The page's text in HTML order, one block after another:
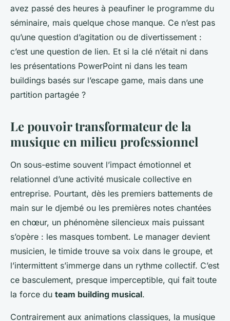
avez passé des heures à peaufiner le programme du
séminaire, mais quelque chose manque. Ce n’est pas
qu’une question d’agitation ou de divertissement :
c’est une question de lien. Et si la clé n’était ni dans
les présentations PowerPoint ni dans les team
buildings basés sur l’escape game, mais dans une
partition partagée ?
Le pouvoir transformateur de la
musique en milieu professionnel
On sous-estime souvent l’impact émotionnel et
relationnel d’une activité musicale collective en
entreprise. Pourtant, dès les premiers battements de
main sur le djembé ou les premières notes chantées
en chœur, un phénomène silencieux mais puissant
s’opère : les masques tombent. Le manager devient
musicien, le timide trouve sa voix dans le groupe, et
l’intermittent s’immerge dans un rythme collectif. C’est
ce basculement, presque imperceptible, qui fait toute
la force du team building musical.
Contrairement aux animations classiques, la musique